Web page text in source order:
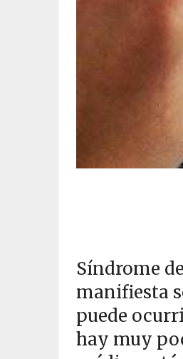
Síndrome
manifiesta
puede
hay muy